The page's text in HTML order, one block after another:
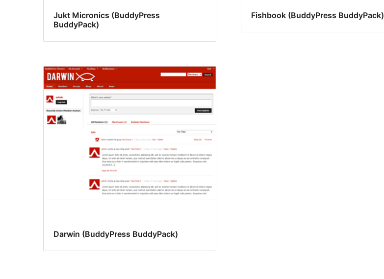
Jukt Micronics (BuddyPress
BuddyPack)
Fishbook (BuddyPress BuddyPack)
Darwin (BuddyPress BuddyPack)